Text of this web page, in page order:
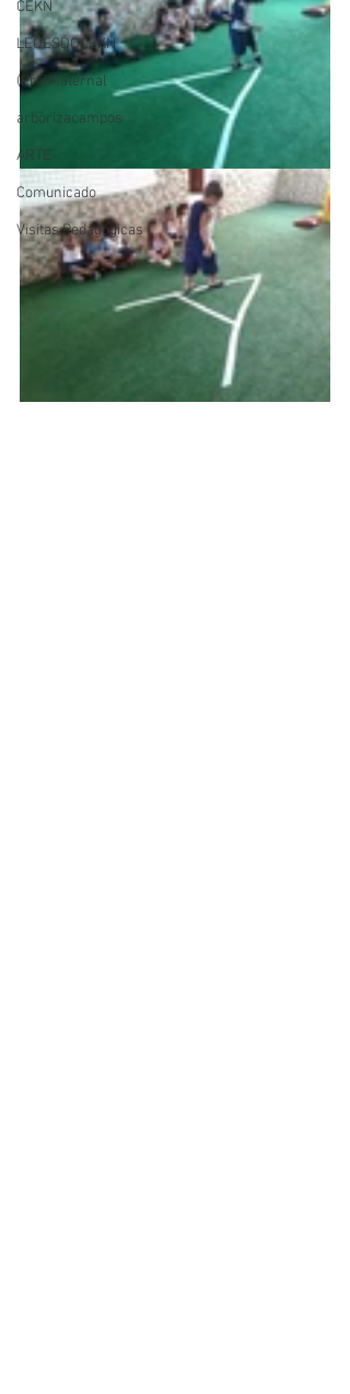
CEKN
LEÕESDOCEKN
(Pré)Maternal
arborizacampos
ARTE
Comunicado
Visitas Pedagógicas